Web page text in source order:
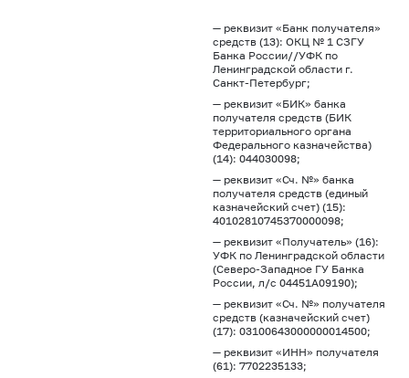
— реквизит «Банк получателя»
средств (13): ОКЦ № 1 СЗГУ
Банка России//УФК по
Ленинградской области г.
Санкт-Петербург;
— реквизит «БИК» банка
получателя средств (БИК
территориального органа
Федерального казначейства)
(14): 044030098;
— реквизит «Сч. №» банка
получателя средств (единый
казначейский счет) (15):
40102810745370000098;
— реквизит «Получатель» (16):
УФК по Ленинградской области
(Северо-Западное ГУ Банка
России, л/с 04451А09190);
— реквизит «Сч. №» получателя
средств (казначейский счет)
(17): 03100643000000014500;
— реквизит «ИНН» получателя
(61): 7702235133;